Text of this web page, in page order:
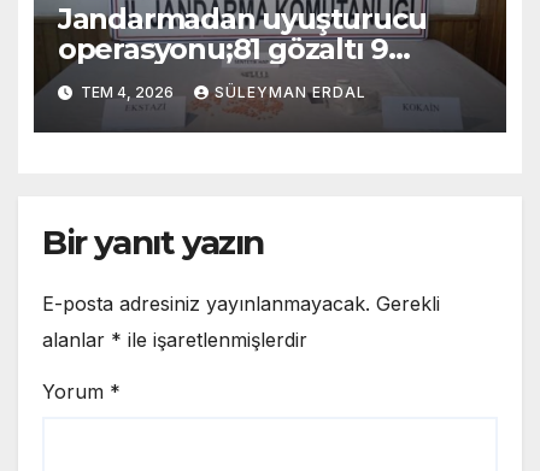
Jandarmadan uyuşturucu
operasyonu;81 gözaltı 9
tutuklama
TEM 4, 2026 SÜLEYMAN ERDAL
Bir yanıt yazın
E-posta adresiniz yayınlanmayacak. Gerekli
alanlar * ile işaretlenmişlerdir
Yorum *